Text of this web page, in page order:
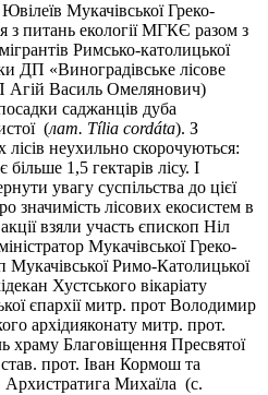
Мукачівської Греко-
з питань екології МГКЄ разом з
Римсько-католицької
ДП «Виноградівське лісове
Агій Василь Омелянович)
саджанців дуба
(лат. Tília cordáta). З
неухильно скорочуються:
1,5 гектарів лісу. І
увагу суспільства до цієї
значимість лісових екосистем в
взяли участь єпископ Ніл
Мукачівської Греко-
Мукачівської Римо-Католицької
Хустського вікаріату
єпархії митр. прот Володимир
архідияконату митр. прот.
храму Благовіщення Пресвятої
прот. Іван Кормош та
Архистратига Михаїла (с.